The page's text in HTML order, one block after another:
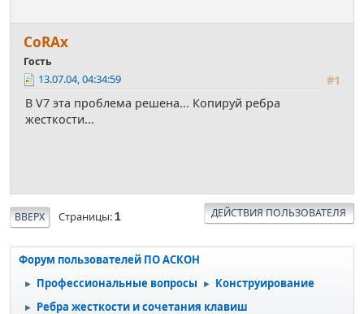
СоRАx
Гость
#1
13.07.04, 04:34:59
В V7 эта проблема решена... Копируй ребра
жесткости...
ВВЕРХ Страницы 1 ДЕЙСТВИЯ ПОЛЬЗОВАТЕЛЯ
Форум пользователей ПО АСКОН
► Профессиональные вопросы ► Конструирование
► Ребра жесткости и сочетания клавиш